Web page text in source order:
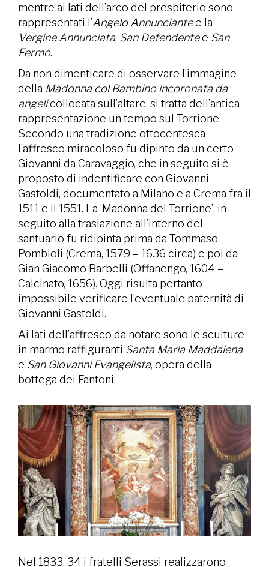
mentre ai lati dell’arco del presbiterio sono
rappresentati l’Angelo Annunciantee la
Vergine Annunciata, San Defendentee San
Fermo.
Da non dimenticare di osservare l’immagine
della Madonna col Bambino incoronata da
angelicollocata sull’altare, si tratta dell’antica
rappresentazione un tempo sul Torrione.
Secondo una tradizione ottocentesca
l’affresco miracoloso fu dipinto da un certo
Giovanni da Caravaggio, che in seguito si è
proposto di indentificare con Giovanni
Gastoldi, documentato a Milano e a Crema fra il
1511 e il 1551. La ‘Madonna del Torrione’, in
seguito alla traslazione all’interno del
santuario fu ridipinta prima da Tommaso
Pombioli (Crema, 1579 – 1636 circa) e poi da
Gian Giacomo Barbelli (Offanengo, 1604 –
Calcinato, 1656). Oggi risulta pertanto
impossibile verificare l’eventuale paternità di
Giovanni Gastoldi.
Ai lati dell’affresco da notare sono le sculture
in marmo raffiguranti Santa Maria Maddalena
e San Giovanni Evangelista, opera della
bottega dei Fantoni.
Nel 1833-34 i fratelli Serassi realizzarono